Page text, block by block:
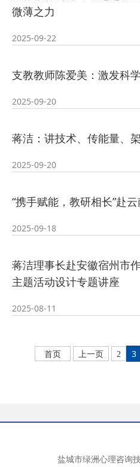
微薄之力
2025-09-22
支教教师陈爱美：激发科
2025-09-20
蒋洁：讲技术、传能量、
2025-09-20
“携手赋能，教研相长”赴
2025-09-18
蒋洁理事长赴安徽宿州市
主题活动设计专题讲座
2025-08-11
首页 上一页 2 3
盐城市绿洲心理咨询